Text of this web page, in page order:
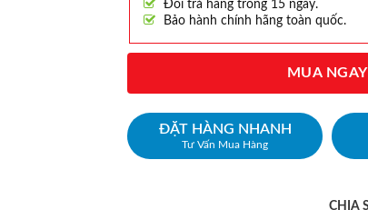
Đổi trả hàng trong 15 ngày.
Bảo hành chính hãng toàn quốc.
MUA NGAY
ĐẶT HÀNG NHANH
Tư Vấn Mua Hàng